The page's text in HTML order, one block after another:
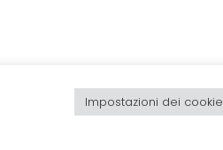
Impostazioni dei cookie